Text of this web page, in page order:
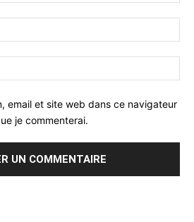
email et site web dans ce navigateur
je commenterai.